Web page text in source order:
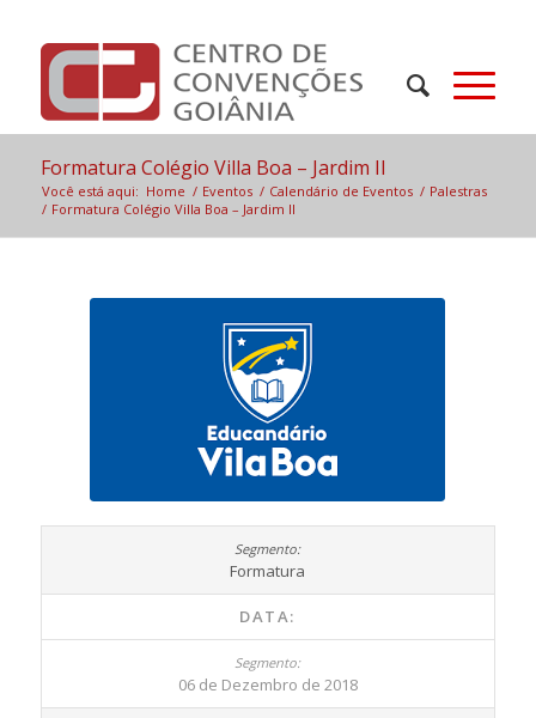
Formatura Colégio Villa Boa – Jardim II
Você está aqui: Home / Eventos / Calendário de Eventos / Palestras
/ Formatura Colégio Villa Boa – Jardim II
Formatura
DATA:
06 de Dezembro de 2018